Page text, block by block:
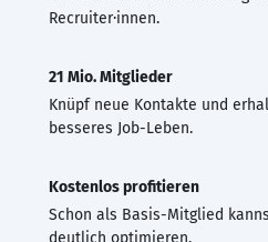
Recruiter·innen.
21 Mio. Mitglieder
Knüpf neue Kontakte und
besseres Job-Leben.
Kostenlos profitieren
Schon als Basis-Mitglied
deutlich optimieren.